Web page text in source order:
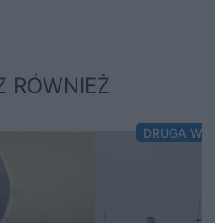
RÓWNIEŻ
DRUGA